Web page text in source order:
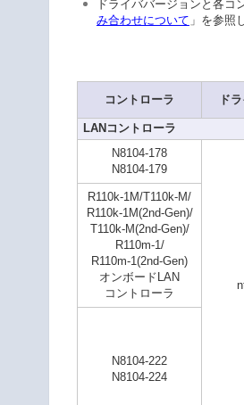
ドライババージョンと各コ
み合わせについて 」を参照
コントローラ ド
LANコントローラ
N8104-178
N8104-179
R110k-1M/T110k-M/
R110k-1M(2nd-Gen)/
T110k-M(2nd-Gen)/
R110m-1/
R110m-1(2nd-Gen)
オンボードLAN
コントローラ
N8104-222
N8104-224